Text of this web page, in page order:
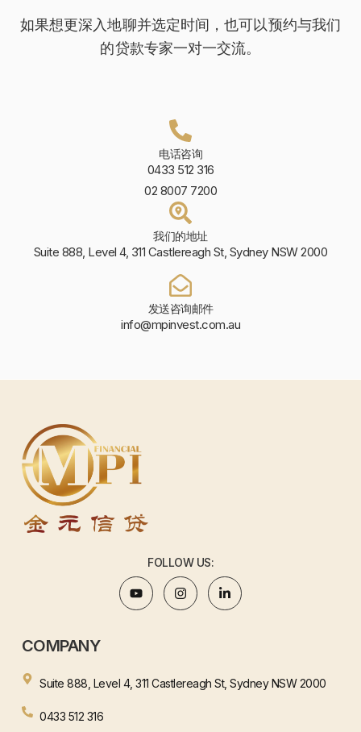
如果想更深入地聊并选定时间，也可以预约与我们
的贷款专家一对一交流。
电话咨询
0433 512 316
02 8007 7200
我们的地址
Suite 888, Level 4, 311 Castlereagh St, Sydney NSW 2000
发送咨询邮件
info@mpinvest.com.au
FOLLOW US:
COMPANY
Suite 888, Level 4, 311 Castlereagh St, Sydney NSW 2000
0433 512 316